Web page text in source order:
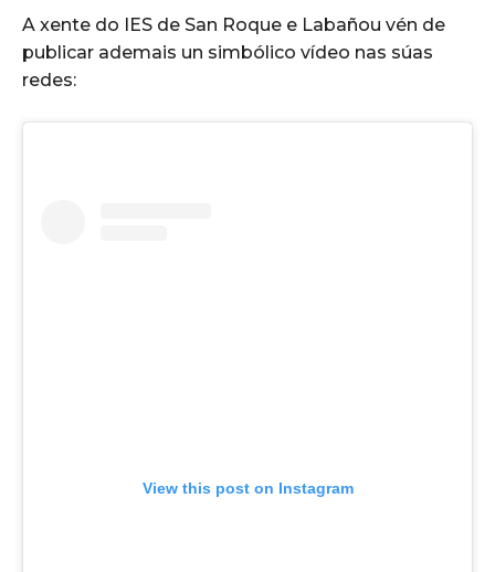
A xente do IES de San Roque e Labañou vén de
publicar ademais un simbólico vídeo nas súas
redes:
View this post on Instagram